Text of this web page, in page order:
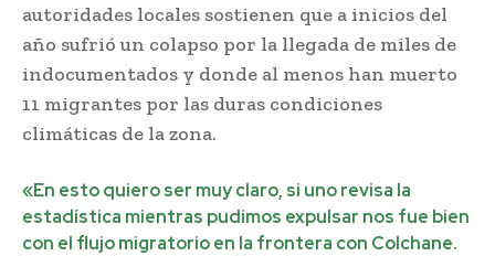
autoridades locales sostienen que a inicios del
año sufrió un colapso por la llegada de miles de
indocumentados y donde al menos han muerto
11 migrantes por las duras condiciones
climáticas de la zona.
«En esto quiero ser muy claro, si uno revisa la
estadística mientras pudimos expulsar nos fue bien
con el flujo migratorio en la frontera con Colchane.